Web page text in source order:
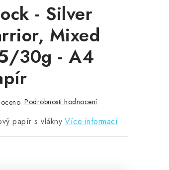
- Silver
Mixed
30g - A4
Podrobnosti hodnocení
papír s vlákny Více informací